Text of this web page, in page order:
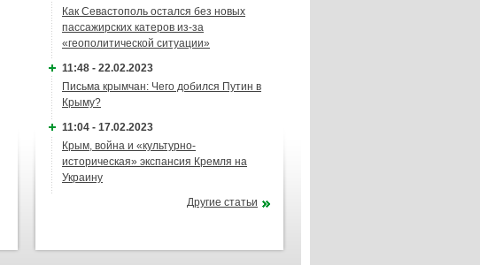
Как Севастополь остался без новых
пассажирских катеров из-за
«геополитической ситуации»
11:48 - 22.02.2023
Письма крымчан: Чего добился Путин в
Крыму?
11:04 - 17.02.2023
Крым, война и «культурно-
историческая» экспансия Кремля на
Украину
Другие статьи